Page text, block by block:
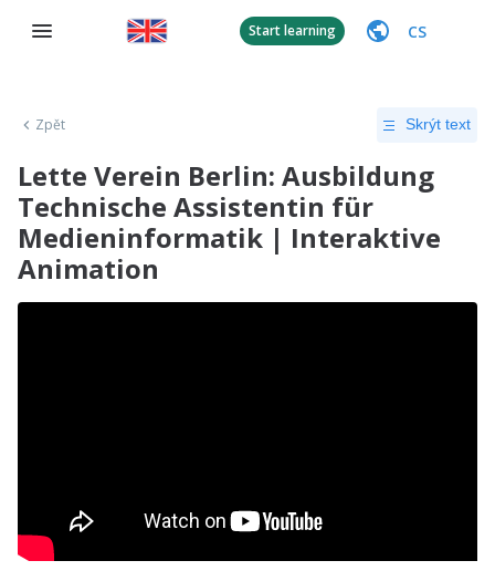
Start learning CS
Zpět Skrýt text
Lette Verein Berlin: Ausbildung
Technische Assistentin für
Medieninformatik | Interaktive
Animation